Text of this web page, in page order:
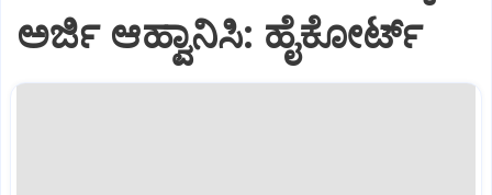
ಅರ್ಜಿ ಆಹ್ವಾನಿಸಿ: ಹೈಕೋರ್ಟ್‌